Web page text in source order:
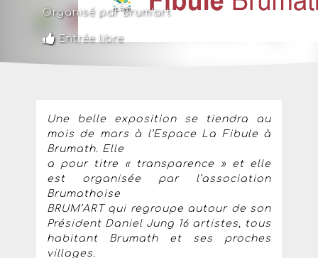
Organisé par Brum'art
Entrée libre
Une belle exposition se tiendra au
mois de mars à l’Espace La Fibule à
Brumath. Elle
a pour titre « transparence » et elle
est organisée par l’association
Brumathoise
BRUM’ART qui regroupe autour de son
Président Daniel Jung 16 artistes, tous
habitant Brumath et ses proches
villages.